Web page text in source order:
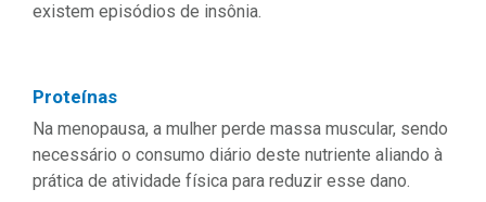
existem episódios de insônia.
Proteínas
Na menopausa, a mulher perde massa muscular, sendo
necessário o consumo diário deste nutriente aliando à
prática de atividade física para reduzir esse dano.